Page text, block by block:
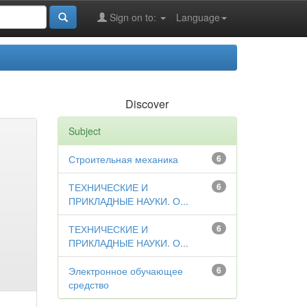
Language
Sign on to:
Discover
Subject
6
Строительная механика
6
ТЕХНИЧЕСКИЕ И
ПРИКЛАДНЫЕ НАУКИ. О...
6
ТЕХНИЧЕСКИЕ И
ПРИКЛАДНЫЕ НАУКИ. О...
6
Электронное обучающее
средство